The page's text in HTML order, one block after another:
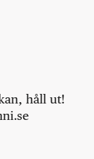
håll ut!